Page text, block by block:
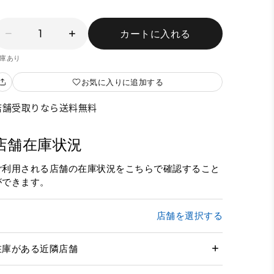
1 カートに入れる
あり
お気に入りに追加する
舗受取りなら送料無料
舗在庫状況
利用される店舗の在庫状況をこちらで確認すること
きます。
店舗を選択する
庫がある近隣店舗